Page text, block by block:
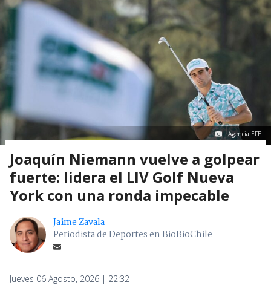
Agencia EFE
Joaquín Niemann vuelve a golpear
fuerte: lidera el LIV Golf Nueva
York con una ronda impecable
Jaime Zavala
Periodista de Deportes en BioBioChile
Jueves 06 Agosto, 2026 | 22:32